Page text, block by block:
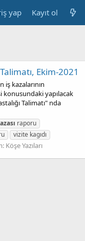
yap Kayıt ol
Ekim-2021
kazalarının
konusundaki yapılacak
Talimatı" nda
raporu
vizite kagıdı
Köşe Yazıları